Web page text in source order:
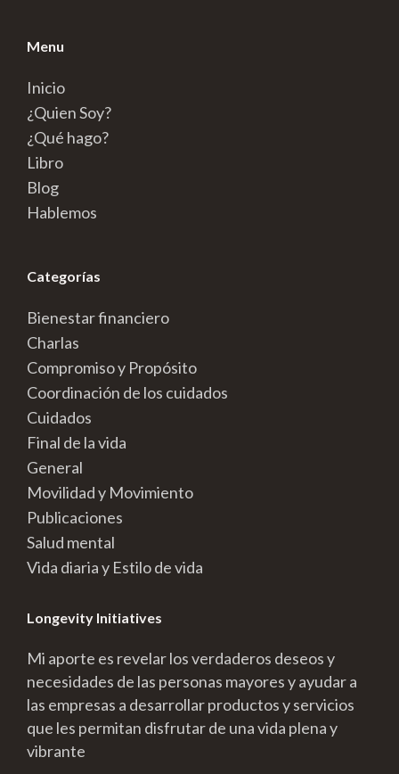
Menu
Inicio
¿Quien Soy?
¿Qué hago?
Libro
Blog
Hablemos
Categorías
Bienestar financiero
Charlas
Compromiso y Propósito
Coordinación de los cuidados
Cuidados
Final de la vida
General
Movilidad y Movimiento
Publicaciones
Salud mental
Vida diaria y Estilo de vida
Longevity Initiatives
Mi aporte es revelar los verdaderos deseos y
necesidades de las personas mayores y ayudar a
las empresas a desarrollar productos y servicios
que les permitan disfrutar de una vida plena y
vibrante